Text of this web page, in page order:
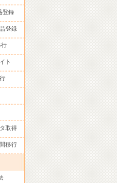
登録
登録
ト
取得
移行